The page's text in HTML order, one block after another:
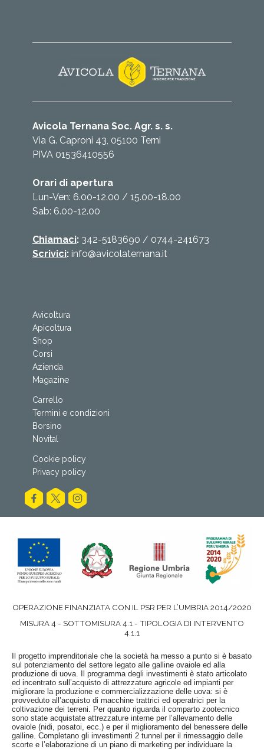
Avicola Ternana Soc. Agr. s. s.
Via G. Caproni 43, 05100 Terni
PIVA 01536410556
Orari di apertura
Lun-Ven: 6.00-12.00 / 15.00-18.00
Sab: 6.00-12.00
Chiamaci: 342-5183690 / 0744-241673
Scrivici: info@avicolaternana.it
Avicoltura
Apicoltura
Shop
Corsi
Azienda
Magazine
Carrello
Termini e condizioni
Borsino
Novital
Cookie policy
Privacy policy
OPERAZIONE FINANZIATA CON IL PSR PER L’UMBRIA 2014/2020
MISURA 4 - SOTTOMISURA 4.1 - TIPOLOGIA DI INTERVENTO
4.1.1
Il progetto imprenditoriale che la società ha messo a punto si è basato
sul potenziamento del settore legato alle galline ovaiole ed alla
produzione di uova. Il programma degli investimenti è stato articolato
ed incentrato sull’acquisto di attrezzature agricole ed impianti per
migliorare la produzione e commercializzazione delle uova: si è
provveduto all’acquisto di macchine trattrici ed operatrici per la
coltivazione dei terreni. Per quanto riguarda il comparto zootecnico
sono state acquistate attrezzature interne per l’allevamento delle
ovaiole (nidi, posatoi, ecc.) e per il miglioramento del benessere delle
galline. Completano gli investimenti 2 tunnel per il rimessaggio delle
scorte e l’elaborazione di un piano di marketing per individuare la